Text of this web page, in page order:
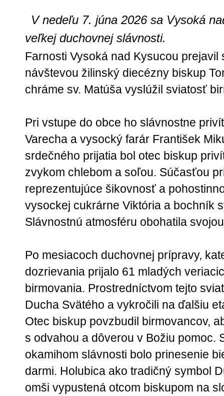
V nedeľu 7. júna 2026 sa Vysoká
veľkej duchovnej slávnosti.
Farnosti Vysoká nad Kysucou prejavil
návštevou žilinský diecézny biskup
chráme sv. Matúša vyslúžil sviatosť
Pri vstupe do obce ho slávnostne
Varecha a vysocký farár František
srdečného prijatia bol otec biskup
zvykom chlebom a soľou. Súčasťou
reprezentujúce šikovnosť a
vysockej cukrárne Viktória a bochník
Slávnostnú atmosféru obohatila
Po mesiacoch duchovnej prípravy,
dozrievania prijalo 61 mladých
birmovania. Prostredníctvom tejto
Ducha Svätého a vykročili na ďalšiu
Otec biskup povzbudil birmovancov,
s odvahou a dôverou v Božiu pomoc.
okamihom slávnosti bolo prinesenie
darmi. Holubica ako tradičný symbol
omši vypustená otcom biskupom na